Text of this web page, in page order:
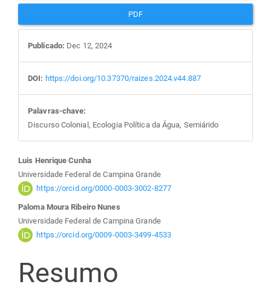
PDF
Publicado: Dec 12, 2024
DOI: https://doi.org/10.37370/raizes.2024.v44.887
Palavras-chave:
Discurso Colonial, Ecologia Política da Água, Semiárido
Conteúdo
do
artigo
principal
Luis Henrique Cunha
Universidade Federal de Campina Grande
https://orcid.org/0000-0003-3002-8277
Paloma Moura Ribeiro Nunes
Universidade Federal de Campina Grande
https://orcid.org/0009-0003-3499-4533
Resumo